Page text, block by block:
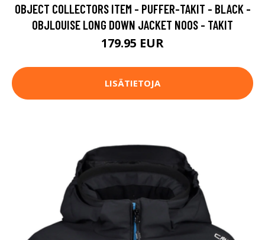
OBJECT COLLECTORS ITEM - PUFFER-TAKIT - BLACK -
OBJLOUISE LONG DOWN JACKET NOOS - TAKIT
179.95 EUR
LISÄTIETOJA